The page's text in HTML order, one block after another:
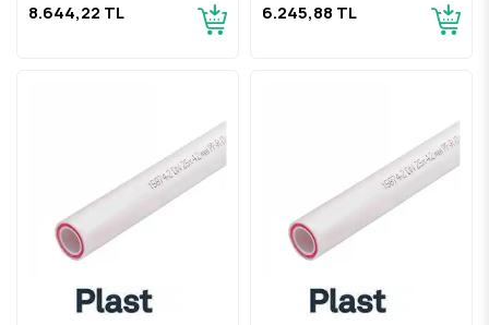
8.644,22 TL 6.245,88 TL